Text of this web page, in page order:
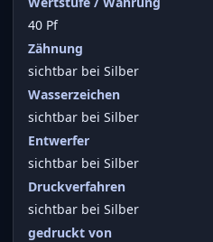
40 Pf
Zähnung
sichtbar bei Silber
Wasserzeichen
sichtbar bei Silber
Entwerfer
sichtbar bei Silber
Druckverfahren
sichtbar bei Silber
gedruckt von